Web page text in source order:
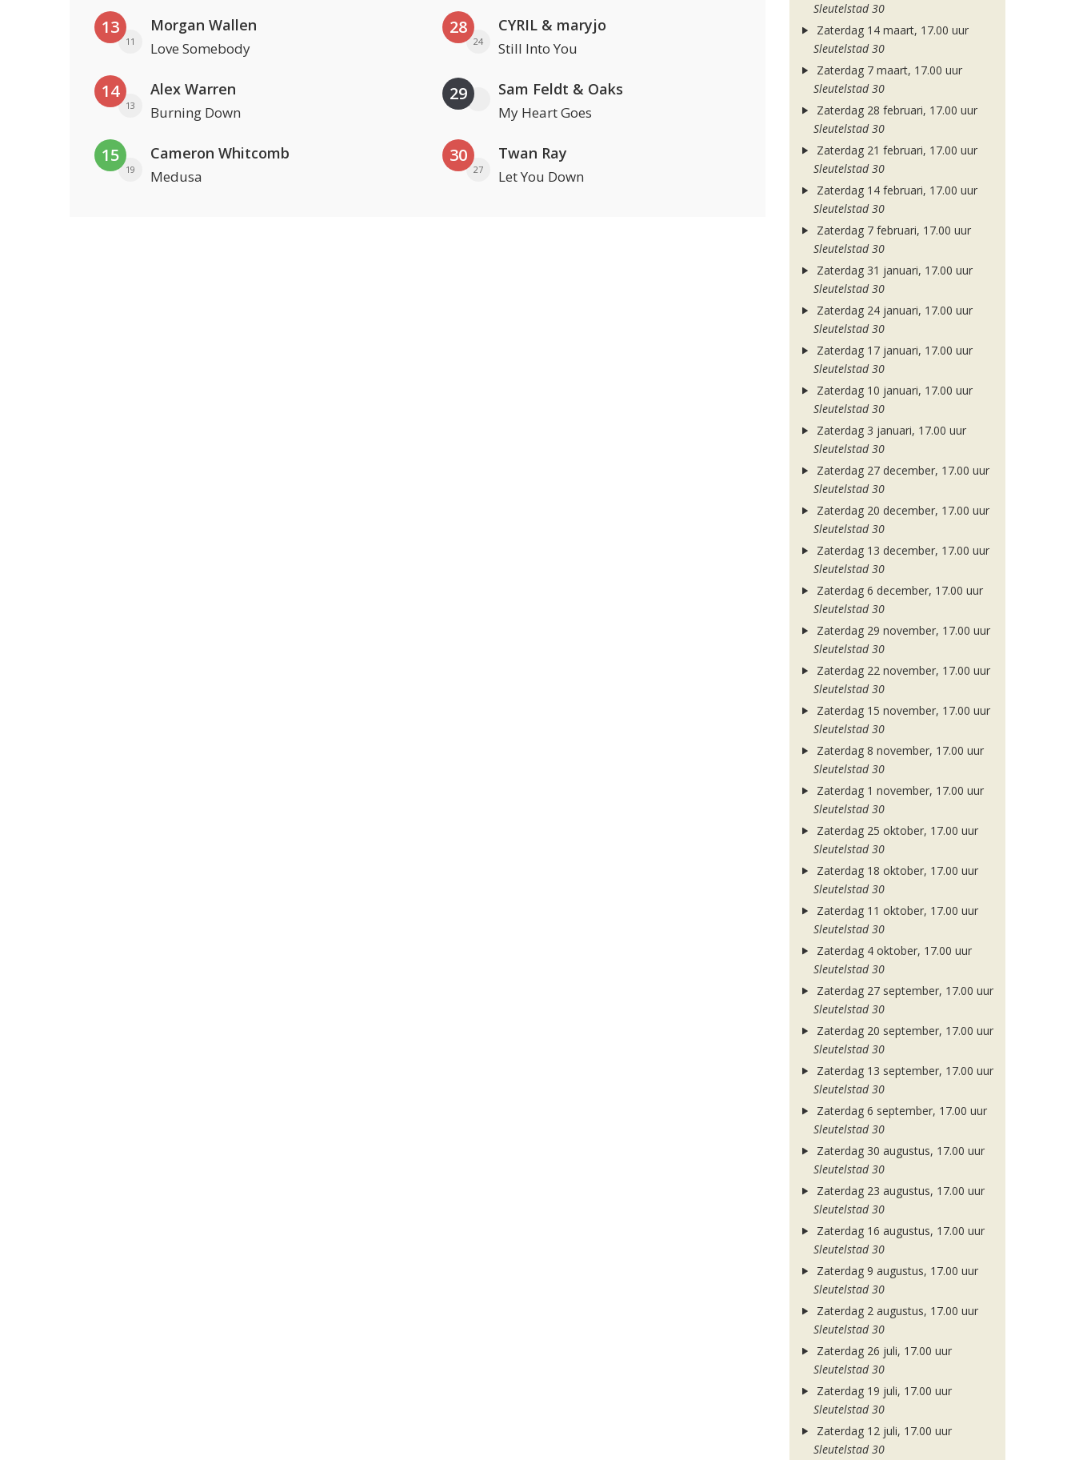
13
11
Morgan Wallen
Love Somebody
14
13
Alex Warren
Burning Down
15
19
Cameron Whitcomb
Medusa
28
24
CYRIL & maryjo
Still Into You
29 Sam Feldt & Oaks
My Heart Goes
30
27
Twan Ray
Let You Down
Sleutelstad 30
Zaterdag 14 maart, 17.00 uur
Sleutelstad 30
Zaterdag 7 maart, 17.00 uur
Sleutelstad 30
Zaterdag 28 februari, 17.00 uur
Sleutelstad 30
Zaterdag 21 februari, 17.00 uur
Sleutelstad 30
Zaterdag 14 februari, 17.00 uur
Sleutelstad 30
Zaterdag 7 februari, 17.00 uur
Sleutelstad 30
Zaterdag 31 januari, 17.00 uur
Sleutelstad 30
Zaterdag 24 januari, 17.00 uur
Sleutelstad 30
Zaterdag 17 januari, 17.00 uur
Sleutelstad 30
Zaterdag 10 januari, 17.00 uur
Sleutelstad 30
Zaterdag 3 januari, 17.00 uur
Sleutelstad 30
Zaterdag 27 december, 17.00 uur
Sleutelstad 30
Zaterdag 20 december, 17.00 uur
Sleutelstad 30
Zaterdag 13 december, 17.00 uur
Sleutelstad 30
Zaterdag 6 december, 17.00 uur
Sleutelstad 30
Zaterdag 29 november, 17.00 uur
Sleutelstad 30
Zaterdag 22 november, 17.00 uur
Sleutelstad 30
Zaterdag 15 november, 17.00 uur
Sleutelstad 30
Zaterdag 8 november, 17.00 uur
Sleutelstad 30
Zaterdag 1 november, 17.00 uur
Sleutelstad 30
Zaterdag 25 oktober, 17.00 uur
Sleutelstad 30
Zaterdag 18 oktober, 17.00 uur
Sleutelstad 30
Zaterdag 11 oktober, 17.00 uur
Sleutelstad 30
Zaterdag 4 oktober, 17.00 uur
Sleutelstad 30
Zaterdag 27 september, 17.00 uur
Sleutelstad 30
Zaterdag 20 september, 17.00 uur
Sleutelstad 30
Zaterdag 13 september, 17.00 uur
Sleutelstad 30
Zaterdag 6 september, 17.00 uur
Sleutelstad 30
Zaterdag 30 augustus, 17.00 uur
Sleutelstad 30
Zaterdag 23 augustus, 17.00 uur
Sleutelstad 30
Zaterdag 16 augustus, 17.00 uur
Sleutelstad 30
Zaterdag 9 augustus, 17.00 uur
Sleutelstad 30
Zaterdag 2 augustus, 17.00 uur
Sleutelstad 30
Zaterdag 26 juli, 17.00 uur
Sleutelstad 30
Zaterdag 19 juli, 17.00 uur
Sleutelstad 30
Zaterdag 12 juli, 17.00 uur
Sleutelstad 30